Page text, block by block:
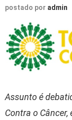
postado por admin
Assunto é
Contra o